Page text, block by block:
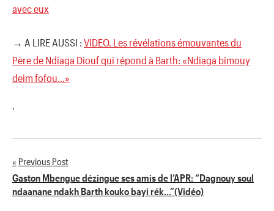
avec eux
→ A LIRE AUSSI : VIDEO. Les révélations émouvantes du
Père de Ndiaga Diouf qui répond à Barth: «Ndiaga bimouy
deim fofou…»
'
Navigation
de
Previous Post
Gaston Mbengue dézingue ses amis de l’APR: “Dagnouy soul
ndaanane ndakh Barth kouko bayi rék…”(Vidéo)